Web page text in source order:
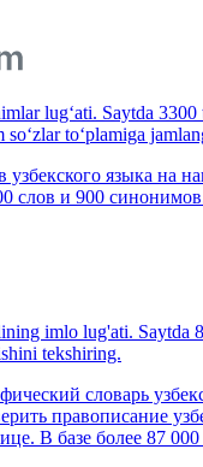
lug‘ati. Saytda 3300
to‘plamiga
языка на
слов и 900
imlo lug'ati. Saytda
tekshiring.
словарь
правописание
В базе более 87 000